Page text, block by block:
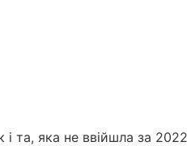
і та, яка не ввійшла за